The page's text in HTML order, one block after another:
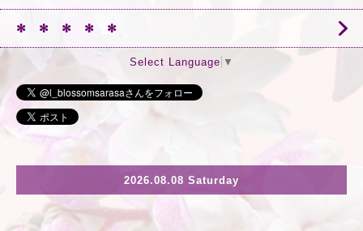
✻ ✻ ✻ ✻ ✻
Select Language ▼
2026.08.08 Saturday